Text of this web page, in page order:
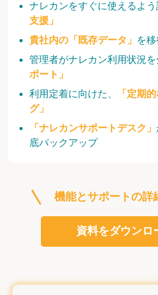
ナレカンをすぐに使えるよう
支援」
貴社内の「既存データ」 を
管理者がナレカン利用状況を
ポート」
利用定着に向けた、
「定期
グ」
「ナレカンサポートデスク」
底バックアップ
機能とサポートの詳
資料をダウンロ